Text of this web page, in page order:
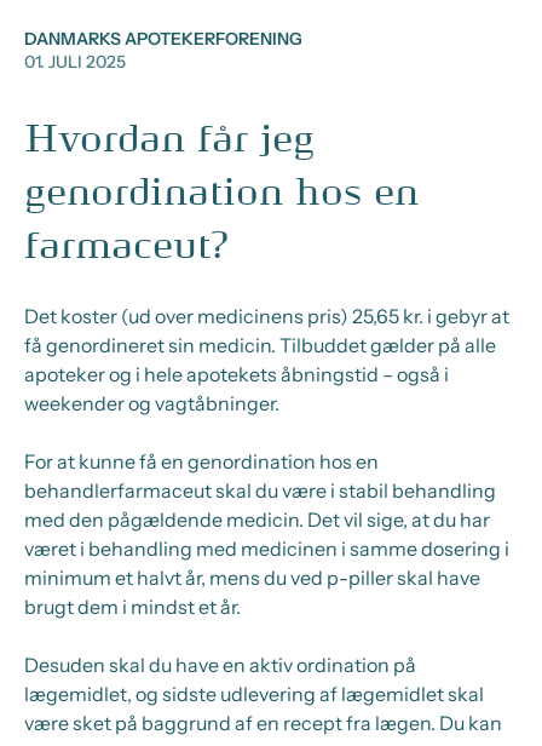
DANMARKS APOTEKERFORENING
01. JULI 2025
Hvordan får jeg
genordination hos en
farmaceut?
Det koster (ud over medicinens pris) 25,65 kr. i gebyr at
få genordineret sin medicin. Tilbuddet gælder på alle
apoteker og i hele apotekets åbningstid – også i
weekender og vagtåbninger.
For at kunne få en genordination hos en
behandlerfarmaceut skal du være i stabil behandling
med den pågældende medicin. Det vil sige, at du har
været i behandling med medicinen i samme dosering i
minimum et halvt år, mens du ved p-piller skal have
brugt dem i mindst et år.
Desuden skal du have en aktiv ordination på
lægemidlet, og sidste udlevering af lægemidlet skal
være sket på baggrund af en recept fra lægen. Du kan